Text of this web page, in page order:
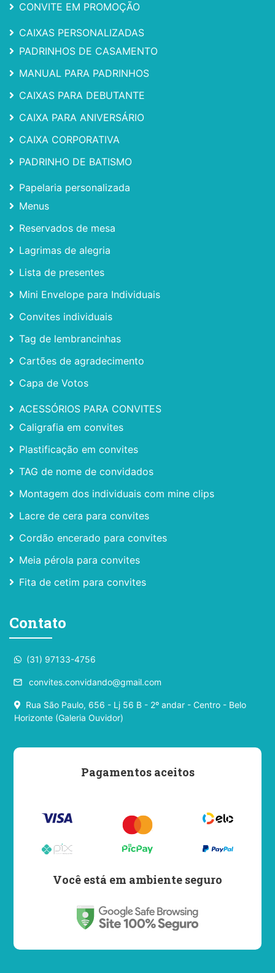
CONVITE EM PROMOÇÃO
CAIXAS PERSONALIZADAS
PADRINHOS DE CASAMENTO
MANUAL PARA PADRINHOS
CAIXAS PARA DEBUTANTE
CAIXA PARA ANIVERSÁRIO
CAIXA CORPORATIVA
PADRINHO DE BATISMO
Papelaria personalizada
Menus
Reservados de mesa
Lagrimas de alegria
Lista de presentes
Mini Envelope para Individuais
Convites individuais
Tag de lembrancinhas
Cartões de agradecimento
Capa de Votos
ACESSÓRIOS PARA CONVITES
Caligrafia em convites
Plastificação em convites
TAG de nome de convidados
Montagem dos individuais com mine clips
Lacre de cera para convites
Cordão encerado para convites
Meia pérola para convites
Fita de cetim para convites
Contato
(31) 97133-4756
email convites.convidando@gmail.com
Rua São Paulo, 656 - Lj 56 B - 2º andar - Centro - Belo
Horizonte (Galeria Ouvidor)
Pagamentos aceitos
Você está em ambiente seguro